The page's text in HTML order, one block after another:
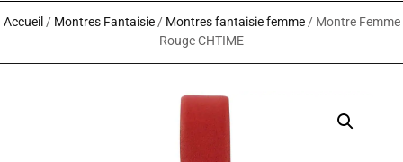
Accueil/ Montres Fantaisie/ Montres fantaisie femme/ Montre Femme
Rouge CHTIME